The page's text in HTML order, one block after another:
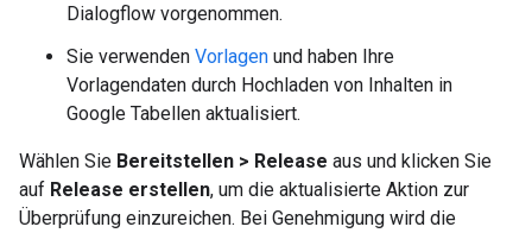
Dialogflow vorgenommen.
Sie verwenden Vorlagen und haben Ihre
Vorlagendaten durch Hochladen von Inhalten in
Google Tabellen aktualisiert.
Wählen Sie Bereitstellen > Release aus und klicken Sie
auf Release erstellen, um die aktualisierte Aktion zur
Überprüfung einzureichen. Bei Genehmigung wird die